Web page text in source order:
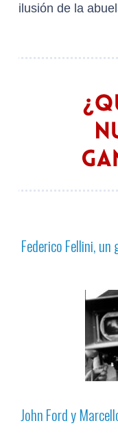
ilusión de la
Federico Fellini,
John Ford y